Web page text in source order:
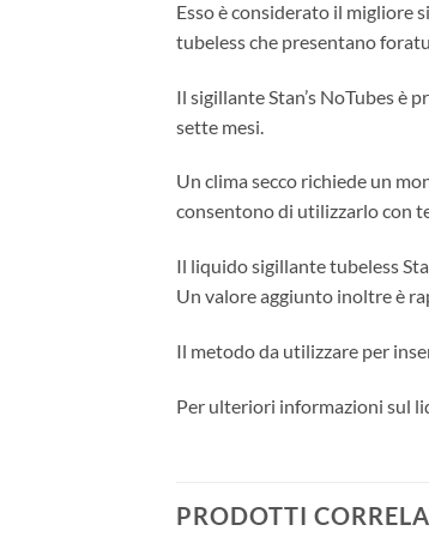
Esso è considerato il migliore
tubeless che presentano
Il sigillante Stan’s NoTubes è
sette mesi.
Un clima secco richiede un
consentono di utilizzarlo con
Il liquido sigillante tubeless
Un valore aggiunto inoltre è
Il metodo da utilizzare per
Per ulteriori informazioni sul
PRODOTTI